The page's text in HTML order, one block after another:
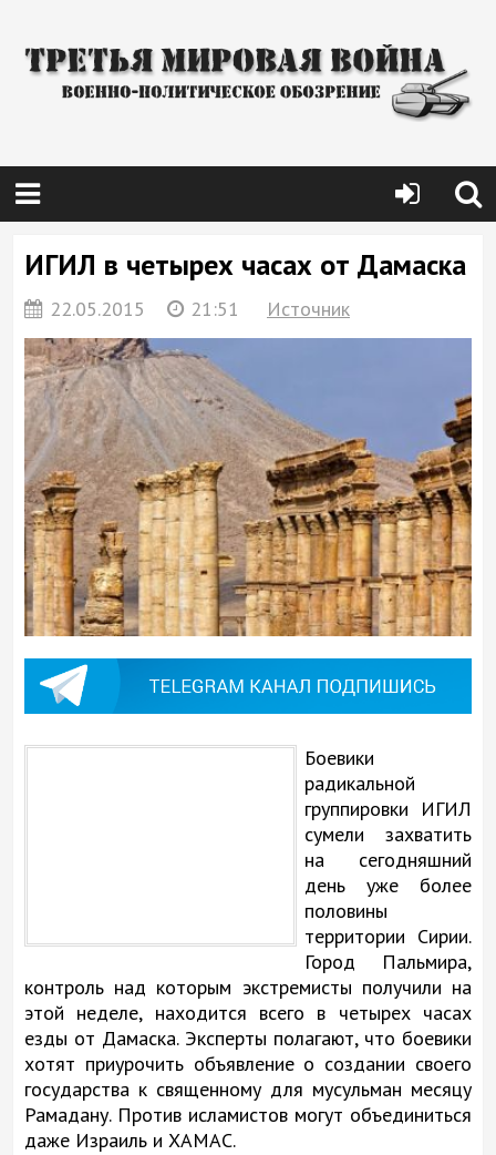
ИГИЛ в четырех часах от Дамаска
22.05.2015 21:51 Источник
Боевики
радикальной
группировки ИГИЛ
сумели захватить
на сегодняшний
день уже более
половины
территории Сирии.
Город Пальмира,
контроль над которым экстремисты получили на
этой неделе, находится всего в четырех часах
езды от Дамаска. Эксперты полагают, что боевики
хотят приурочить объявление о создании своего
государства к священному для мусульман месяцу
Рамадану. Против исламистов могут объединиться
даже Израиль и ХАМАС.